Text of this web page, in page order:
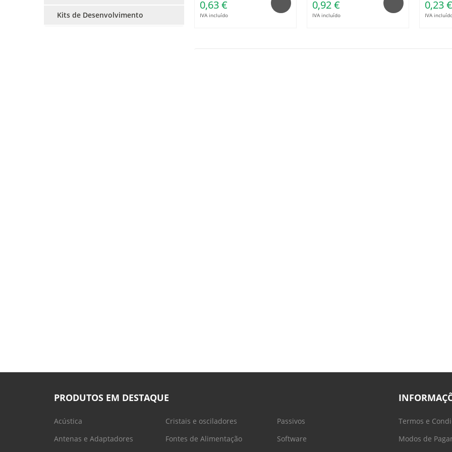
Kits de Desenvolvimento
0,63 €
IVA incluído
0,92 €
IVA incluído
0,23 €
IVA
PRODUTOS EM DESTAQUE
Acústica
Antenas e Adaptadores
Cristais e osciladores
Fontes de Alimentação
Passivos
Software
Termos e
Modos de